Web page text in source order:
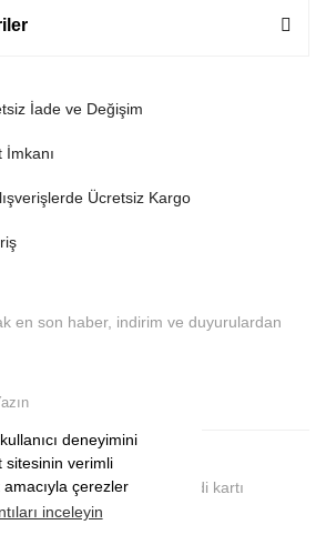
deneyimini
sitesinin verimli
amacıyla çerezler
inceleyin
İade ve Değişim
İmkanı
Ücretsiz Kargo
en son haber, indirim ve duyurulardan
Tüm Hakları Saklıdır. Kredi kartı
ile korunmaktadır.